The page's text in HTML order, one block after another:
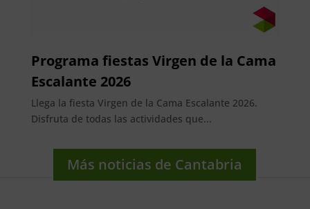
Programa fiestas Virgen de la Cama
Escalante 2026
Llega la fiesta Virgen de la Cama Escalante 2026.
Disfruta de todas las actividades que...
Más noticias de Cantabria